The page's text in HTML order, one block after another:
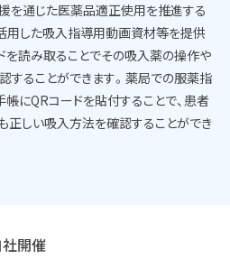
を通じた医薬品適正使用を推進する
用した吸入指導用動画資材等を提供
を読み取ることでその吸入薬の操作や
することができます。薬局での服薬指
にQRコードを貼付することで、患者
正しい吸入方法を確認することができ
社開催